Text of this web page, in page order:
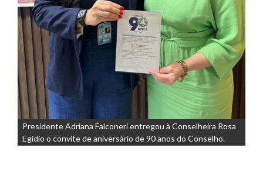
Presidente Adriana Falconeri entregou à Conselheira Rosa
Egídio o convite de aniversário de 90 anos do Conselho.